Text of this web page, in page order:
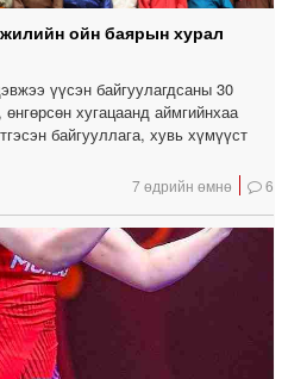
ойн баярын хурал
үүсэн байгуулагдсаны 30
хугацаанд аймгийнхаа
байгууллага, хувь хүмүүст
7 өдрийн өмнө 6